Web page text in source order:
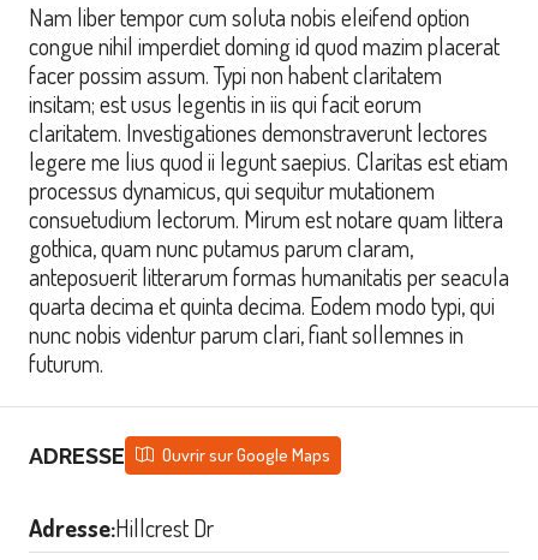
Nam liber tempor cum soluta nobis eleifend option
congue nihil imperdiet doming id quod mazim placerat
facer possim assum. Typi non habent claritatem
insitam; est usus legentis in iis qui facit eorum
claritatem. Investigationes demonstraverunt lectores
legere me lius quod ii legunt saepius. Claritas est etiam
processus dynamicus, qui sequitur mutationem
consuetudium lectorum. Mirum est notare quam littera
gothica, quam nunc putamus parum claram,
anteposuerit litterarum formas humanitatis per seacula
quarta decima et quinta decima. Eodem modo typi, qui
nunc nobis videntur parum clari, fiant sollemnes in
futurum.
ADRESSE Ouvrir sur Google Maps
Adresse:Hillcrest Dr